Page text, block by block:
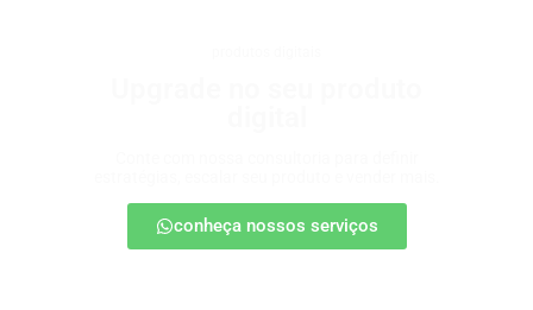
conheça nossos serviços